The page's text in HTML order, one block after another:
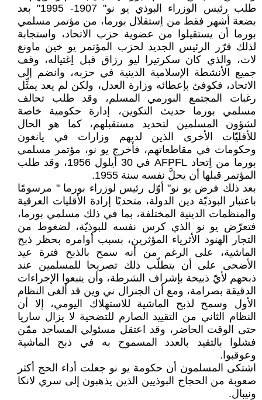
طلب رئيس الوزراء البوذي يو نو" 1907- 1995" بعد
بضعة أشهر فقط من اِستقلال بورما، من مؤتمر مسلمي
بورما أن يستقيلوا من عضوية حزب الاتحاد، واستجابة
لذلك قرّر الرئيس الجديد لحزب المؤتمر يو خين ماونغ
لات، والذي كان سكرتيرا ليو رزاق قبل اِغتياله، وقف
جميع الأنشطة الإسلامية الدينية في حزبه، وانضم إلى
الاتحاد، فكوفئ بإعطائه وزارة العدل، ولكن لم يعد يمثِّل
رغبات المجتمع البورمي المسلم، وقد طلب تحالف
مسلمي بورما حديث التكوين، إدارة حكومية خاصة
لشؤون المسلمين لتحديد مستقبلهم، كما هو الحال
للأقليّات الأخرى الذين لديهم وزارات في يانغون
وحكومات في مقاطعاتهم، فأخرج يو نو، مؤتمر مسلمي
بورما من اِتحاد AFPFL في 30 أيلول 1956، وقد طلب
المؤتمر قبلها أن يحلَّ نفسه سنة 1955.
بعد ذلك فرض يو نو" أوّل رئيس لوزراء بورما " مرسومًا
باعتبار البوذيّة دين الدولة، متحديًا إرادة الأقليات العرقية
والمنظمات الدينية المختلفة، بما في ذلك مسلمي بورما،
فتعرّض يو نو الذي كرس نفسه للبوذيّة، لضغوط من
التجار الهنود الأثرياء المؤثرين، بسبب أوامره بحظر ذبح
الماشية، على الرغم من أنه سمح بالذبح فترة عيد
الأضحى على أن يتطلّب ذلك تصريحا للمسلمين عند
ذبحهم لأيّ ذبيحة بإشراف الشرطة، وأن يتبعوا الإجراءات
الدقيقة بصرامة، ومع أن الجنرال ني وين قد ألغى النظام
الأول وسمح لذبح الماشية للاستهلاك اليومي، إلا أن
النظام الثاني من التقييد الصارم للتضحية لا يزال ساريا
حتى الوقت الحاضر، وقد اعتقل مسئولي المساجد ممّن
فشلوا بالتقيد بالعدد المسموح به في ذبح الماشية
وعوقبوا.
اشتكى المسلمون أن حكومة يو نو جعلت أداء الحج أكثر
صعوبة من الحجاج البوذيين الذين يذهبون إلى سري لانكا
ونيبال.